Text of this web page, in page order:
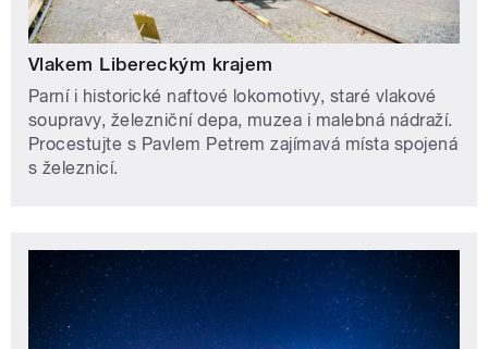
Vlakem Libereckým krajem
Parní i historické naftové lokomotivy, staré vlakové
soupravy, železniční depa, muzea i malebná nádraží.
Procestujte s Pavlem Petrem zajímavá místa spojená
s železnicí.